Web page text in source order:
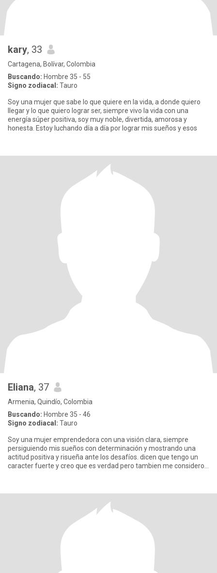
kary, 33
Cartagena, Bolívar, Colombia
Buscando: Hombre 35 - 55
Signo zodiacal: Tauro
Soy una mujer que sabe lo que quiere en la vida, a donde quiero
llegar y lo que quiero lograr ser, siempre vivo la vida con una
energía súper positiva, soy muy noble, divertida, amorosa y
honesta. Estoy luchando día a día por lograr mis sueños y esos
Eliana, 37
Armenia, Quindío, Colombia
Buscando: Hombre 35 - 46
Signo zodiacal: Tauro
Soy una mujer emprendedora con una visión clara, siempre
persiguiendo mis sueños con determinación y mostrando una
actitud positiva y risueña ante los desafíos. dicen que tengo un
caracter fuerte y creo que es verdad pero tambien me considero